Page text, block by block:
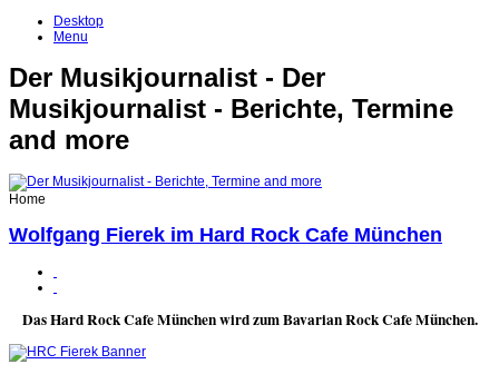
Desktop
Menu
Der Musikjournalist - Der
Musikjournalist - Berichte, Termine
and more
Home
Wolfgang Fierek im Hard Rock Cafe München
Das Hard Rock Cafe München wird zum Bavarian Rock Cafe München.